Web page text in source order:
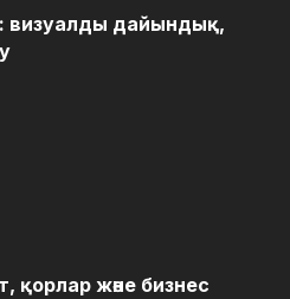
визуалды дайындық,
қорлар және бизнес